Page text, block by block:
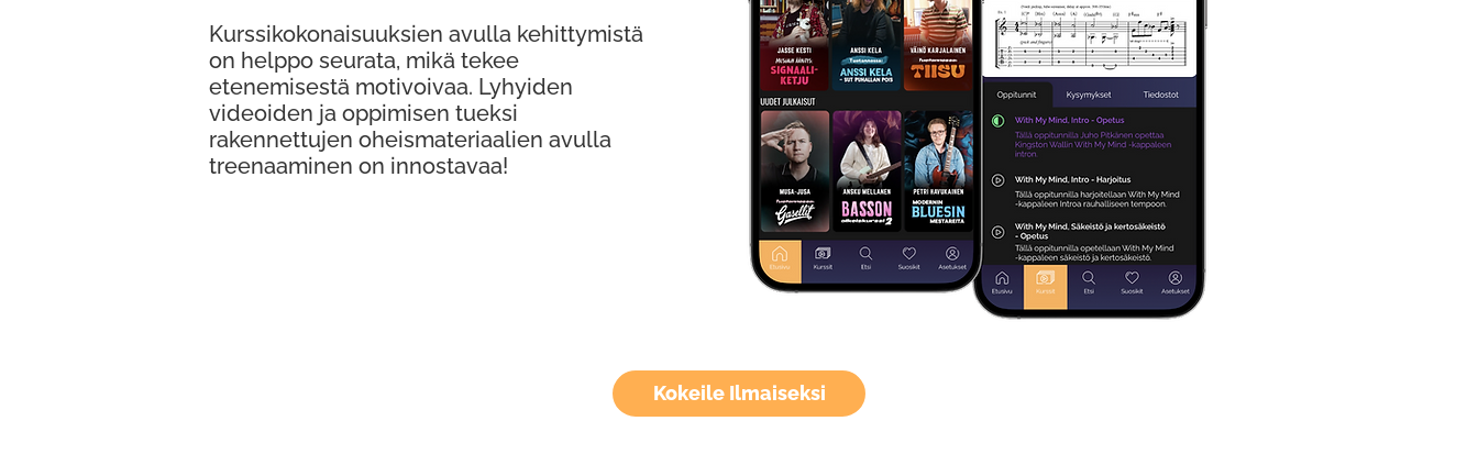
Kokeile Ilmaiseksi
Kurssikokonaisuuksien avulla kehittymistä
on helppo seurata, mikä tekee
etenemisestä motivoivaa. Lyhyiden
videoiden ja oppimisen tueksi
rakennettujen oheismateriaalien avulla
treenaaminen on innostavaa!